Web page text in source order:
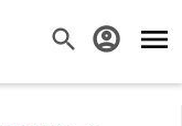
search account_circle menu